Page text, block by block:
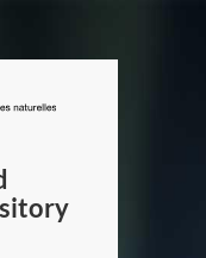
/
Canada